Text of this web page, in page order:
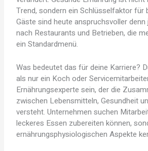
Trend, sondern ein Schlüsselfaktor für
Gäste sind heute anspruchsvoller denn
nach Restaurants und Betrieben, die
ein Standardmenü.
Was bedeutet das für deine Karriere?
als nur ein Koch oder
Ernährungsexperte sein, der die
zwischen Lebensmitteln, Gesundheit
versteht. Unternehmen suchen
leckeres Essen zubereiten können,
ernährungsphysiologischen Aspekte